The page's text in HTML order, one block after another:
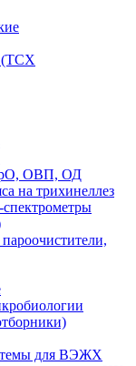
(ТСХ
рО, ОВП, ОД
на трихинеллез
для ВЭЖХ